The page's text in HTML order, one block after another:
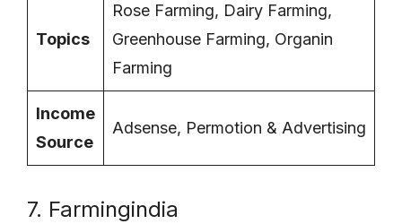
Topics
Rose Farming, Dairy Farming,
Greenhouse Farming, Organin
Farming
Income
Source
Adsense, Permotion & Advertising
7. Farmingindia